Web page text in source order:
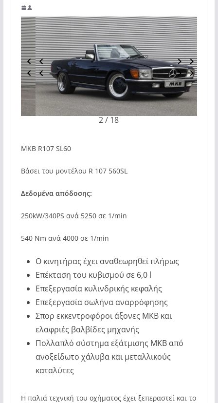
2 / 18
MKB R107 SL60
Βάσει του μοντέλου R 107 560SL
Δεδομένα απόδοσης:
250kW/340PS ανά 5250 σε 1/min
540 Nm ανά 4000 σε 1/min
Ο κινητήρας έχει αναθεωρηθεί πλήρως
Επέκταση του κυβισμού σε 6,0 l
Επεξεργασία κυλινδρικής κεφαλής
Επεξεργασία σωλήνα αναρρόφησης
Σπορ εκκεντροφόροι άξονες MKB και
ελαφριές βαλβίδες μηχανής
Πολλαπλό σύστημα εξάτμισης MKB από
ανοξείδωτο χάλυβα και μεταλλικούς
καταλύτες
Η παλιά τεχνική του οχήματος έχει ξεπεραστεί και το